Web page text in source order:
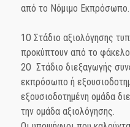
από το Νόμιμο Εκπρόσωπο.
1Ο Στάδιο αξιολόγησης
προκύπτουν από το
2Ο Στάδιο διεξαγωγής
εκπρόσωπο ή
εξουσιοδοτημένη ομάδα
την ομάδα αξιολόγησης.